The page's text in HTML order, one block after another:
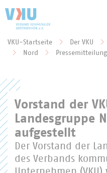
Sie befinden sich hier:
VKU-Startseite Der VKU
Nord
Vorstand der
Landesgruppe
aufgestellt
Der Vorstand der
des Verbands